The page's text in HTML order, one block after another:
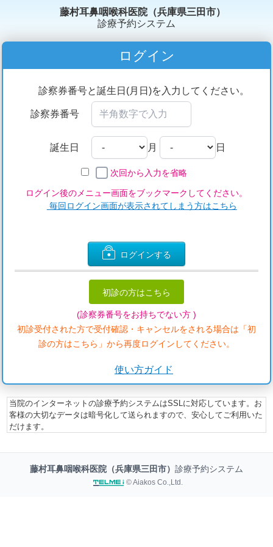
藤村耳鼻咽喉科医院（兵庫県三田市）
診療予約システム
ログイン
診察券番号と誕生日(月日)を入力してください。
診察券番号
誕生日 月 日
次回から入力を省略
ログイン後のメニュー画面をブックマークしてください。
毎回ログイン画面が表示されてしまう方はこちら
ログインする
初診の方はこちら
(診察券番号をお持ちでない方 )
初診受付された方で受付確認・キャンセルをされる場合は「初
診の方はこちら」から再度ログインしてください。
使い方ガイド
当院のインターネットの診療予約システムはSSLに対応しています。お
客様の大切なデータは暗号化して送られますので、安心してご利用いた
だけます。
藤村耳鼻咽喉科医院（兵庫県三田市） 診療予約システム
© Aiakos Co.,Ltd.